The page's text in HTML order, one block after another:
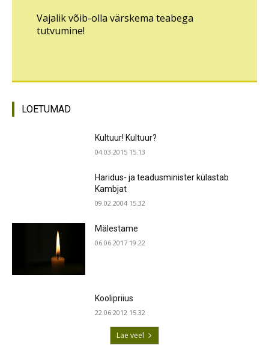
Vajalik võib-olla värskema teabega
tutvumine!
LOETUMAD
Kultuur! Kultuur?
04.03.2015 15.13
Haridus- ja teadusminister külastab
Kambjat
09.02.2004 15.32
Mälestame
06.06.2017 19.22
Koolipriius
22.06.2012 15.32
Lae veel